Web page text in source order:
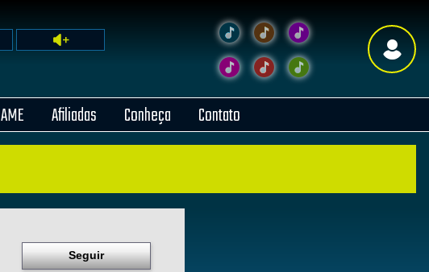
AME Afiliadas Conheça Contato
Seguir